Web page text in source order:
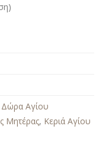
Δώρα Αγίου
Μητέρας, Κεριά Αγίου